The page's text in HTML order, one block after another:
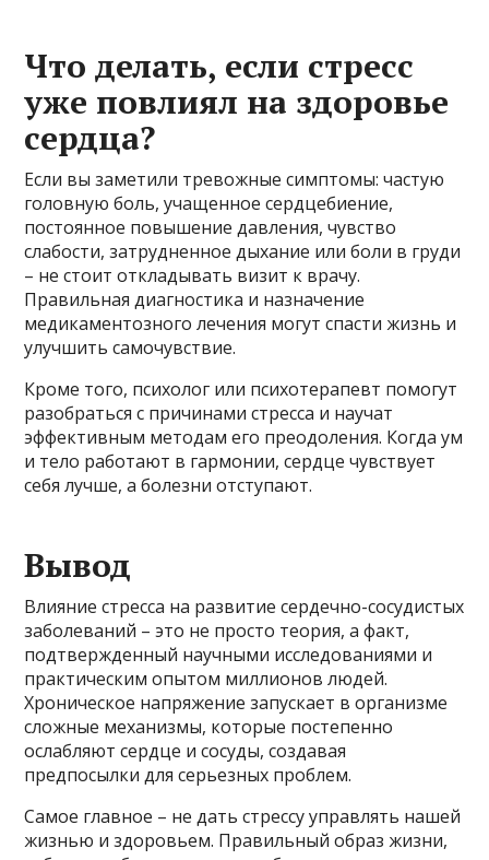
Что делать, если стресс
уже повлиял на здоровье
сердца?
Если вы заметили тревожные симптомы: частую
головную боль, учащенное сердцебиение,
постоянное повышение давления, чувство
слабости, затрудненное дыхание или боли в груди
– не стоит откладывать визит к врачу.
Правильная диагностика и назначение
медикаментозного лечения могут спасти жизнь и
улучшить самочувствие.
Кроме того, психолог или психотерапевт помогут
разобраться с причинами стресса и научат
эффективным методам его преодоления. Когда ум
и тело работают в гармонии, сердце чувствует
себя лучше, а болезни отступают.
Вывод
Влияние стресса на развитие сердечно-сосудистых
заболеваний – это не просто теория, а факт,
подтвержденный научными исследованиями и
практическим опытом миллионов людей.
Хроническое напряжение запускает в организме
сложные механизмы, которые постепенно
ослабляют сердце и сосуды, создавая
предпосылки для серьезных проблем.
Самое главное – не дать стрессу управлять нашей
жизнью и здоровьем. Правильный образ жизни,